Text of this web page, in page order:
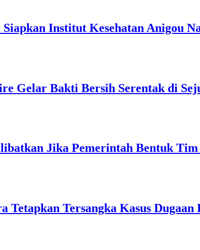
Institut Kesehatan Anigou
Gelar Bakti Bersih Serentak di
Jika Pemerintah Bentuk
Tersangka Kasus